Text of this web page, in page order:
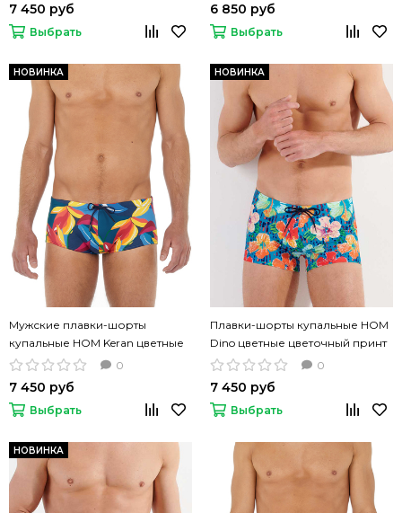
7 450 руб
Выбрать
6 850 руб
Выбрать
НОВИНКА
Мужские плавки-шорты
купальные HOM Keran цветные
цветочный принт
0
7 450 руб
Выбрать
НОВИНКА
Плавки-шорты купальные HOM
Dino цветные цветочный принт
0
7 450 руб
Выбрать
НОВИНКА